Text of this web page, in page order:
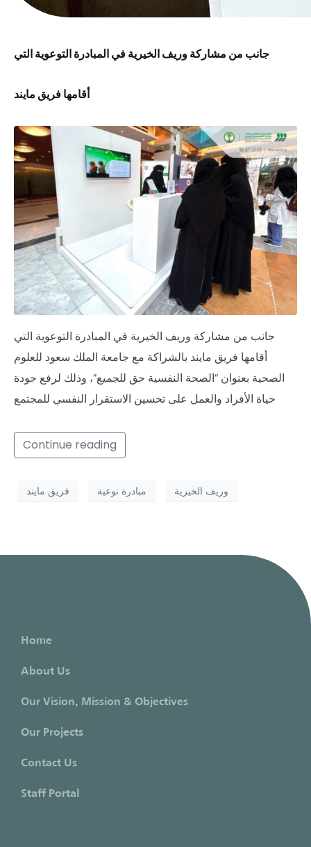
جانب من مشاركة وريف الخيرية في المبادرة التوعوية التي
أقامها فريق مايند
جانب من مشاركة وريف الخيرية في المبادرة التوعوية التي
أقامها فريق مايند بالشراكة مع جامعة الملك سعود للعلوم
الصحية بعنوان “الصحة النفسية حق للجميع”، وذلك لرفع جودة
حياة الأفراد والعمل على تحسين الاستقرار النفسي للمجتمع
Continue reading
فريق مايند مبادرة نوعية وريف الخيرية
Home
About Us
Our Vision, Mission & Objectives
Our Projects
Contact Us
Staff Portal